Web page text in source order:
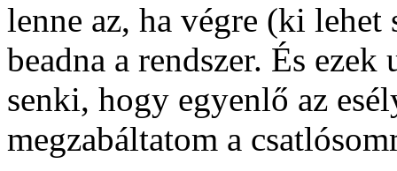
lenne az, ha végre (ki
beadna a rendszer. És
senki, hogy egyenlő az
megzabáltatom a